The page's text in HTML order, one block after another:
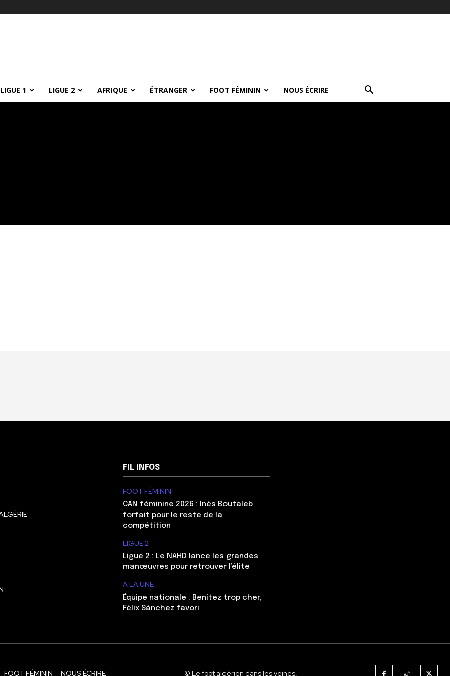
LIGUE 1 LIGUE 2 AFRIQUE ÉTRANGER FOOT FÉMININ NOUS ÉCRIRE
FIL INFOS
FOOT FÉMININ
CAN féminine 2026 : Inès Boutaleb
forfait pour le reste de la
compétition
LIGUE 2
Ligue 2 : Le NAHD lance les grandes
manœuvres pour retrouver l’élite
A LA UNE
Équipe nationale : Benítez trop cher,
Félix Sánchez favori
FOOT FÉMININ NOUS ÉCRIRE © Le foot algérien dans les veines.